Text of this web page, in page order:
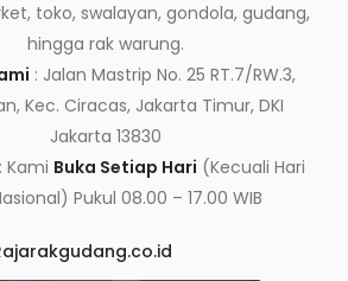
toko, swalayan, gondola, gudang,
hingga rak warung.
: Jalan Mastrip No. 25 RT.7/RW.3,
Kec. Ciracas, Jakarta Timur, DKI
Jakarta 13830
: Kami Buka Setiap Hari (Kecuali Hari
Pukul 08.00 – 17.00 WIB